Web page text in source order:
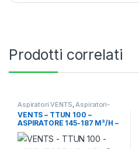
Prodotti correlati
Aspiratori VENTS Aspiratori-
Ventilatori ,Ventilazione - Aria
VENTS – TTUN 100 –
ASPIRATORE 145-187 M³/H –
27-36 DBA